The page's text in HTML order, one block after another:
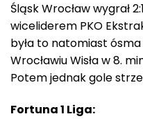
Śląsk Wrocław wygrał
wiceliderem PKO
była to natomiast
Wrocławiu Wisła w 8.
Potem jednak gole
Fortuna 1 Liga: